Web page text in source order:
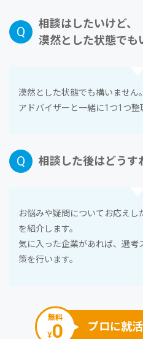
相談はしたいけど、
漠然とした状態でも
漠然とした状態でも構いません。
アドバイザーと⼀緒に1つ1つ整
相談した後はどうす
お悩みや疑問についてお応え
を紹介します。
気に⼊った企業があれば、選考
策を⾏います。
無料
¥0 プロに就